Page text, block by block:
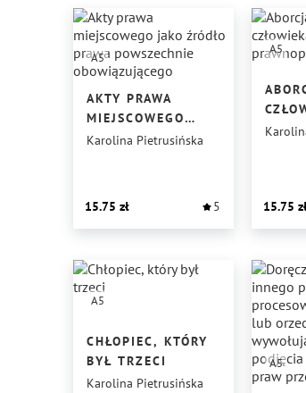
A5
AKTY PRAWA
MIEJSCOWEGO
JAKO ŹRÓDŁO
Karolina Pietrusińska
15.75 5
A5
W
15.75
A5
CHŁOPIEC, KTÓRY
BYŁ TRZECI
Karolina Pietrusińska
A5